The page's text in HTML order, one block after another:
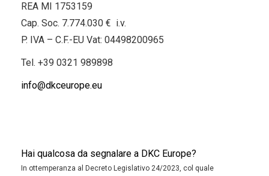
REA MI 1753159
Cap. Soc. 7.774.030 € i.v.
P. IVA – C.F.-EU Vat: 04498200965
Tel. +39 0321 989898
info@dkceurope.eu
Hai qualcosa da segnalare a DKC Europe?
In ottemperanza al Decreto Legislativo 24/2023, col quale